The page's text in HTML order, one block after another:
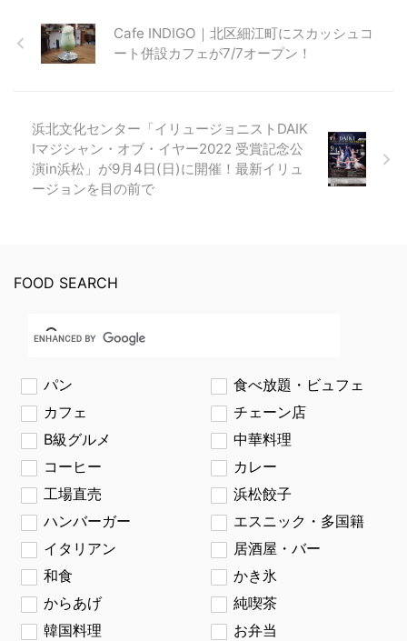
Cafe INDIGO｜北区細江町にスカッシュコ
ート併設カフェが7/7オープン！
浜北文化センター「イリュージョニストDAIK
Iマジシャン・オブ・イヤー2022 受賞記念公
演in浜松」が9月4日(日)に開催！最新イリュ
ージョンを目の前で
FOOD SEARCH
パン
食べ放題・ビュフェ
カフェ
チェーン店
B級グルメ
中華料理
コーヒー
カレー
工場直売
浜松餃子
ハンバーガー
エスニック・多国籍
イタリアン
居酒屋・バー
和食
かき氷
からあげ
純喫茶
韓国料理
お弁当